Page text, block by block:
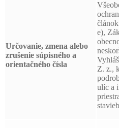
Určovanie, zmena alebo
zrušenie súpisného a
orientačného čísla
e),
Z. z.,
ulíc a
stavieb